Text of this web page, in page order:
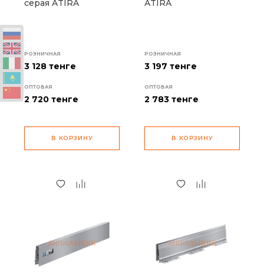
серая ATIRA
РОЗНИЧНАЯ
3 128 тенге
ОПТОВАЯ
2 720 тенге
В КОРЗИНУ
ATIRA
РОЗНИЧНАЯ
3 197 тенге
ОПТОВАЯ
2 783 тенге
В КОРЗИНУ